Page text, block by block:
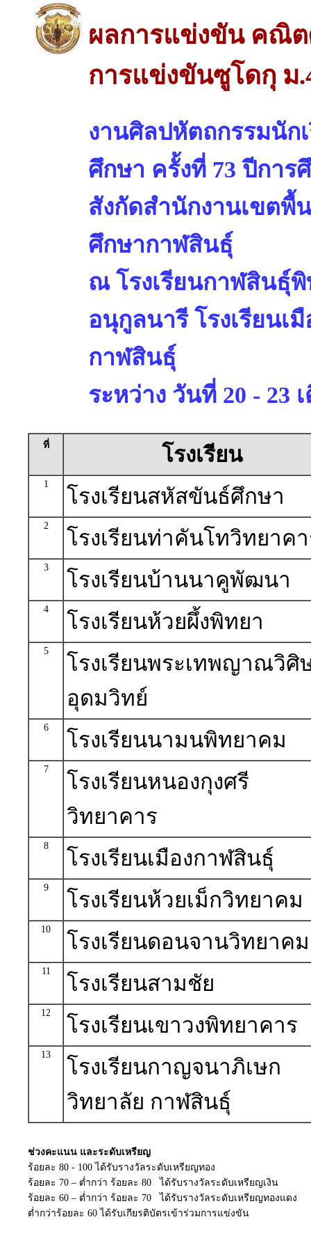
ผลการแข่งขัน คณิ
การแข่งขันซูโดกุ ม
งานศิลปหัตถกรรมนัก
ศึกษา ครั้งที่ 73 ปีการ
สังกัดสำนักงานเขตพื้
ศึกษากาฬสินธุ์
ณ โรงเรียนกาฬสินธุ์พิ
อนุกูลนารี โรงเรียนเ
กาฬสินธุ์
ระหว่าง วันที่ 20 - 23
ที่ โรงเรียน
1
โรงเรียนสหัสขันธ์ศึกษา
2
โรงเรียนท่าคันโทวิทยาค
3
โรงเรียนบ้านนาคูพัฒนา
4
โรงเรียนห้วยผึ้งพิทยา
5
โรงเรียนพระเทพญาณวิศิ
อุดมวิทย์
6
โรงเรียนนามนพิทยาคม
7
โรงเรียนหนองกุงศรี
วิทยาคาร
8
โรงเรียนเมืองกาฬสินธุ์
9
โรงเรียนห้วยเม็กวิทยาคม
10
โรงเรียนดอนจานวิทยาคม
11
โรงเรียนสามชัย
12
โรงเรียนเขาวงพิทยาคาร
13
โรงเรียนกาญจนาภิเษก
วิทยาลัย กาฬสินธุ์
ช่วงคะแนน และระดับเหรียญ
ร้อยละ 80 - 100 ได้รับรางวัลระดับเหรียญทอง
ร้อยละ 70 – ต่ำกว่า ร้อยละ 80 ได้รับรางวัลระดับเหรียญเงิน
ร้อยละ 60 – ต่ำกว่า ร้อยละ 70 ได้รับรางวัลระดับเหรียญทองแดง
ต่ำกว่าร้อยละ 60 ได้รับเกียรติบัตรเข้าร่วมการแข่งขัน